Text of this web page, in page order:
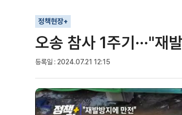
정책현장+
오송 참사 1주기···"재
등록일 : 2024.07.21 12:15
기사인쇄
글자확대
글자축소